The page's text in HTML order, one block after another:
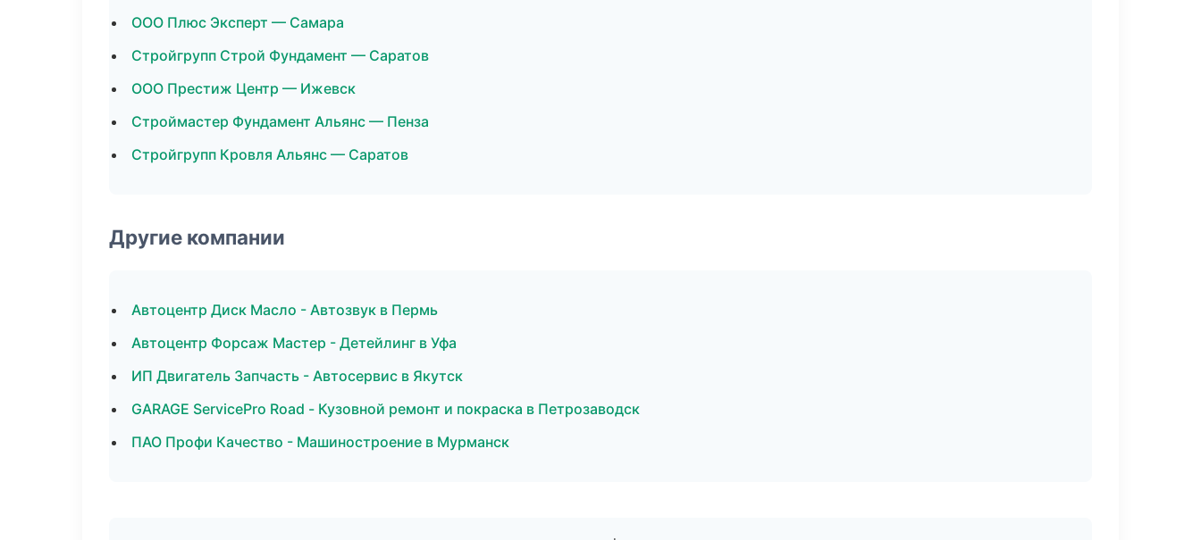
ООО Плюс Эксперт — Самара
Стройгрупп Строй Фундамент — Саратов
ООО Престиж Центр — Ижевск
Строймастер Фундамент Альянс — Пенза
Стройгрупп Кровля Альянс — Саратов
Другие компании
Автоцентр Диск Масло - Автозвук в Пермь
Автоцентр Форсаж Мастер - Детейлинг в Уфа
ИП Двигатель Запчасть - Автосервис в Якутск
GARAGE ServicePro Road - Кузовной ремонт и покраска в Петрозаводск
ПАО Профи Качество - Машиностроение в Мурманск